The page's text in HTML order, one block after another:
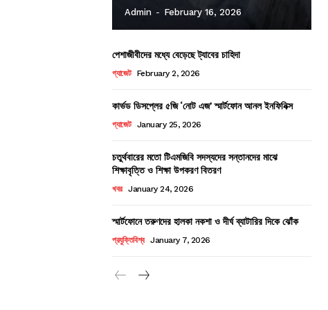
Admin - February 16, 2026
পেশাজীবীদের মধ্যে বেড়েছে ট্যাবের চাহিদা
গ্যাজেট February 2, 2026
কার্ভড ডিসপ্লের ৫জি ‘নোট এজ’ স্মার্টফোন আনল ইনফিনিক্স
গ্যাজেট January 25, 2026
চতুর্থবারের মতো টিএমজিবি সদস্যদের সন্তানদের মাঝে
শিক্ষাবৃত্তি ও শিক্ষা উপকরণ বিতরণ
খবর January 24, 2026
স্মার্টফোনে তরুণদের হালকা নকশা ও দীর্ঘ ব্যাটারির দিকে ঝোঁক
প্রযুক্তিবিশ্ব January 7, 2026